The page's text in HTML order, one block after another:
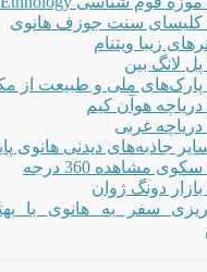
کلیسای سنت جوزف هانوی
زیبا ویتنام
پل لانگ بین
پارک‌های ملی و طبیعت از
دریاچه هوآن کیم
دریاچه غربی
جاذبه‌های دیدنی هانوی
سکوی مشاهده 360 درجه
بازار دونگ ژوان
سفر به هانوی با